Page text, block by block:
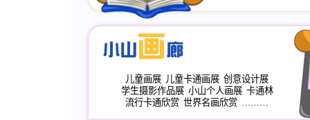
儿童画展 儿童卡通画展 创意设计展
学生摄影作品展 小山个人画展 卡通林
流行卡通欣赏 世界名画欣赏 ………